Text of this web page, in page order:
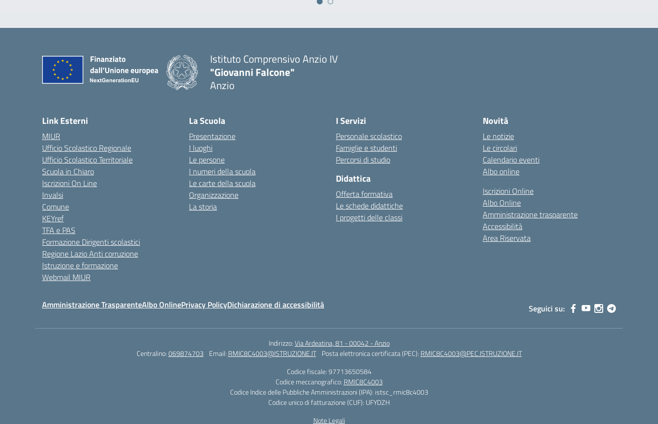
Istituto Comprensivo Anzio IV
"Giovanni Falcone"
Anzio
Link Esterni
MIUR
Ufficio Scolastico Regionale
Ufficio Scolastico Territoriale
Scuola in Chiaro
Iscrizioni On Line
Invalsi
Comune
KEYref
TFA e PAS
Formazione Dirigenti scolastici
Regione Lazio Anti corruzione
Istruzione e formazione
Webmail MIUR
La Scuola
Presentazione
I luoghi
Le persone
I numeri della scuola
Le carte della scuola
Organizzazione
La storia
I Servizi
Personale scolastico
Famiglie e studenti
Percorsi di studio
Didattica
Offerta formativa
Le schede didattiche
I progetti delle classi
Novità
Le notizie
Le circolari
Calendario eventi
Albo online
Iscrizioni Online
Albo Online
Amministrazione trasparente
Accessibilità
Area Riservata
Amministrazione TrasparenteAlbo OnlinePrivacy PolicyDichiarazione di accessibilità Seguici su:
Indirizzo:Via Ardeatina, 81 - 00042 - Anzio
Centralino:069874703 Email: RMIC8C4003@ISTRUZIONE.IT Posta elettronica certificata (PEC): RMIC8C4003@PEC.ISTRUZIONE.IT
Codice fiscale: 97713650584
Codice meccanografico: RMIC8C4003
Codice Indice delle Pubbliche Amministrazioni (IPA): istsc_rmic8c4003
Codice unico di fatturazione (CUF): UFYDZH
Note Legali